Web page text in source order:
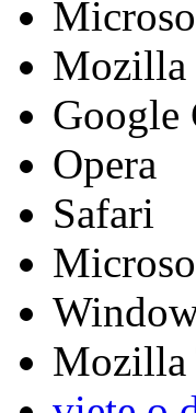
Mozilla
Google
Opera
Safari
Mozilla